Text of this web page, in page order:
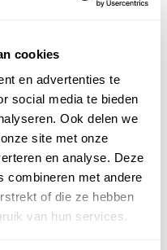
cookies
en advertenties te
social media te bieden
Ook delen we
site met onze
en analyse. Deze
combineren met andere
of die ze hebben
van hun services.